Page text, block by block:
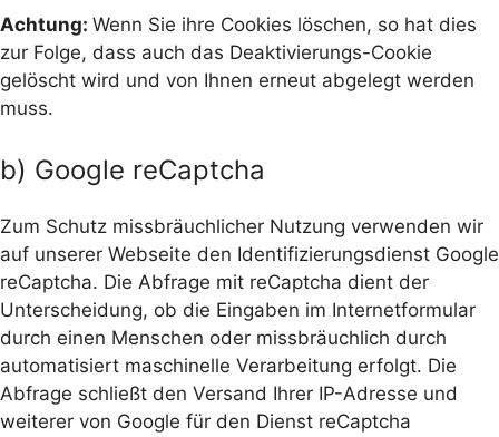
Achtung: Wenn Sie ihre Cookies löschen, so hat dies
zur Folge, dass auch das Deaktivierungs-Cookie
gelöscht wird und von Ihnen erneut abgelegt werden
muss.
b) Google reCaptcha
Zum Schutz missbräuchlicher Nutzung verwenden wir
auf unserer Webseite den Identifizierungsdienst Google
reCaptcha. Die Abfrage mit reCaptcha dient der
Unterscheidung, ob die Eingaben im Internetformular
durch einen Menschen oder missbräuchlich durch
automatisiert maschinelle Verarbeitung erfolgt. Die
Abfrage schließt den Versand Ihrer IP-Adresse und
weiterer von Google für den Dienst reCaptcha